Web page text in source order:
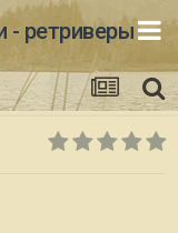
- ретриверы